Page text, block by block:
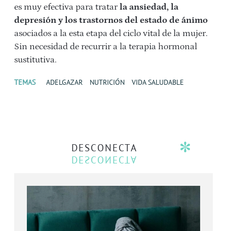
es muy efectiva para tratarla ansiedad, la
depresión y los trastornos del estado de ánimo
asociados a la esta etapa del ciclo vital de la mujer.
Sin necesidad de recurrir a la terapia hormonal
sustitutiva.
TEMAS ADELGAZAR NUTRICIÓN VIDA SALUDABLE
DESCONECTA